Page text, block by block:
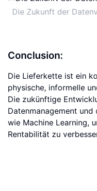
Die Zukunft der
Conclusion:
Die Lieferkette ist ein
physische, informelle
Die zukünftige
Datenmanagement
wie Machine Learning,
Rentabilität zu